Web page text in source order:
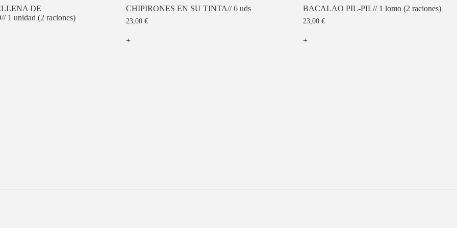
DE
1 unidad (2 raciones)
CHIPIRONES EN SU TINTA// 6 uds
23,00 €
+
BACALAO PIL-PIL// 1 lomo (2 raciones)
23,00€
+